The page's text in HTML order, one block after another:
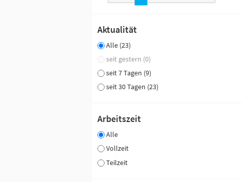
Aktualität
Alle (23)
seit gestern (0)
seit 7 Tagen (9)
seit 30 Tagen (23)
Arbeitszeit
Alle
Vollzeit
Teilzeit